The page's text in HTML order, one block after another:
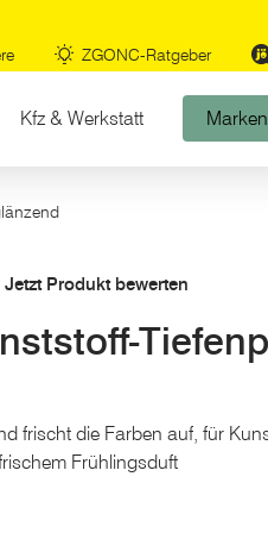
ZGONC-Ratgeber
Kfz & Werkstatt Marken
Jetzt Produkt bewerten
frischt die Farben auf, für
Frühlingsduft